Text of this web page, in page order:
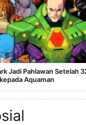
Jadi Pahlawan Setelah
Aquaman